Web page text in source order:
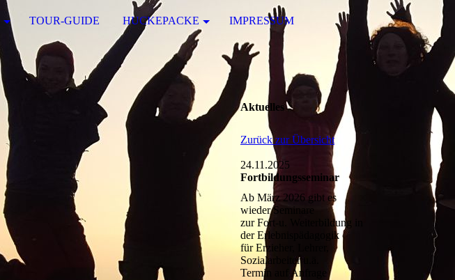
TOUR-GUIDE HUCKEPACKE IMPRESSUM
Aktuelles
Zurück zur Übersicht
24.11.2025
Fortbildungsseminar
Ab März 2026 gibt es
wieder Seminare
zur Fort-u. Weiterbildung in
der Erlebnispädagogik
für Erzieher, Lehrer,
Sozialarbeiter u.ä.
Termin auf Anfrage